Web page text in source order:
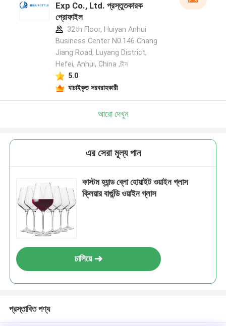
Exp Co., Ltd. প্রস্তুতকারক
প্রোফাইল
32th Floor, Huiyan Anhui
Business Center N0.146 Chang
Jiang Road, Luyang District,
Hefei, Anhui, China ,চীন
5.0
যাচাইকৃত সরবরাহকারী
আরো দেখুন
এর সেরা মূল্য পান
কাস্টম হ্যান্ড ব্লো হোয়াইট ওয়াইন গ্লাস
ক্লিয়ার বার্গুন্ডি ওয়াইন গ্লাস
চালিয়ে
প্রস্তাবিত পণ্য